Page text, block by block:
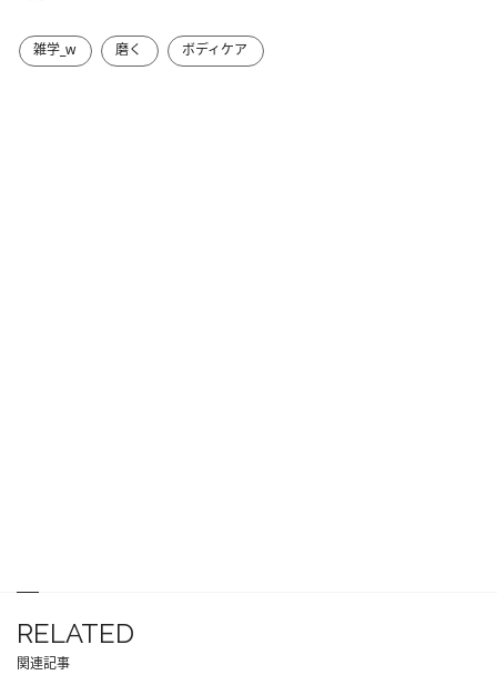
雑学_w 磨く ボディケア
RELATED
関連記事